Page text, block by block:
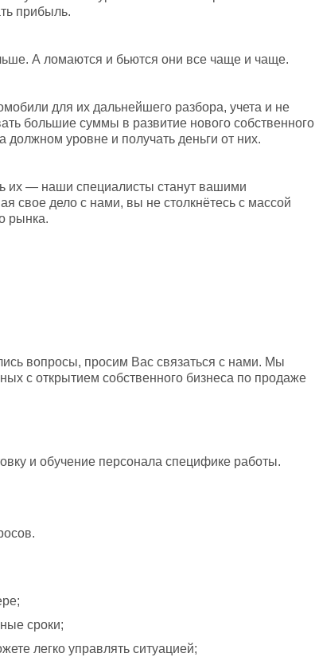
прибыль.
А ломаются и бьются они все чаще и чаще.
для их дальнейшего разбора, учета и не
большие суммы в развитие нового собственного
должном уровне и получать деньги от них.
их — наши специалисты станут вашими
свое дело с нами, вы не столкнётесь с массой
рынка.
вопросы, просим Вас связаться с нами. Мы
с открытием собственного бизнеса по продаже
и обучение персонала специфике работы.
сроки;
легко управлять ситуацией;